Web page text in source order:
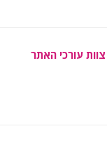
צוות עורכי האתר